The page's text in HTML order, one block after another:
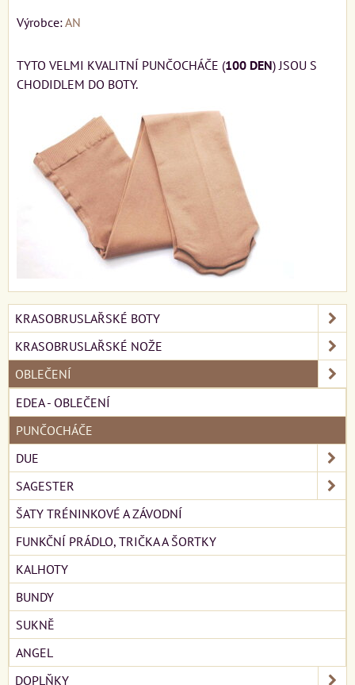
Výrobce:AN
TYTO VELMI KVALITNÍ PUNČOCHÁČE (100 DEN) JSOU S
CHODIDLEM DO BOTY.
KRASOBRUSLAŘSKÉ BOTY
KRASOBRUSLAŘSKÉ NOŽE
OBLEČENÍ
EDEA - OBLEČENÍ
PUNČOCHÁČE
DUE
SAGESTER
ŠATY TRÉNINKOVÉ A ZÁVODNÍ
FUNKČNÍ PRÁDLO, TRIČKA A ŠORTKY
KALHOTY
BUNDY
SUKNĚ
ANGEL
DOPLŇKY